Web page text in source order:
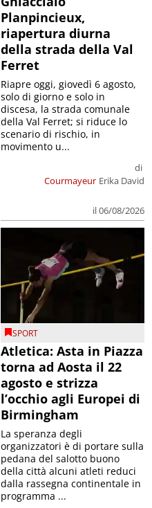
Planpincieux,
riapertura diurna
della strada della Val
Ferret
Courmayeur
di
Erika David
il 06/08/2026
Riapre oggi, giovedì 6 agosto,
solo di giorno e solo in
discesa, la strada comunale
della Val Ferret; si riduce lo
scenario di rischio, in
movimento u...
SPORT
Atletica: Asta in Piazza
torna ad Aosta il 22
agosto e strizza
l’occhio agli Europei di
Birmingham
La speranza degli
organizzatori è di portare sulla
pedana del salotto buono
della città alcuni atleti reduci
dalla rassegna continentale in
programma ...